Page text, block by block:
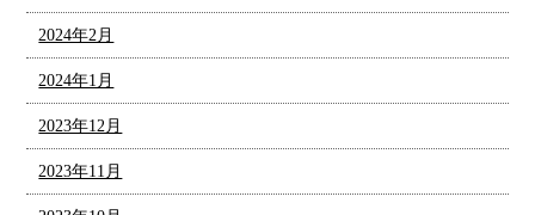
2024年2月
2024年1月
2023年12月
2023年11月